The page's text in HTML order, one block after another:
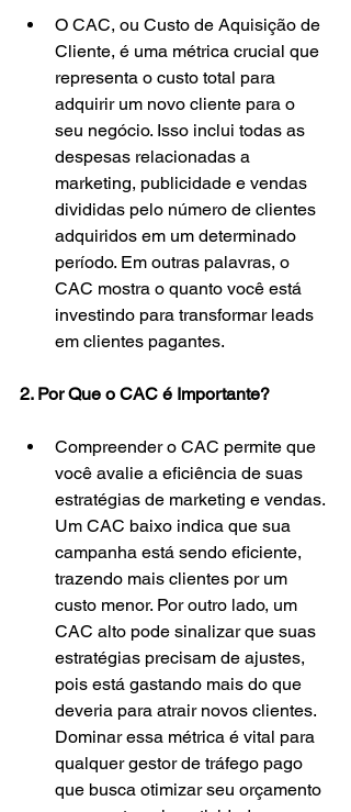
O CAC, ou Custo de Aquisição de
Cliente, é uma métrica crucial que
representa o custo total para
adquirir um novo cliente para o
seu negócio. Isso inclui todas as
despesas relacionadas a
marketing, publicidade e vendas
divididas pelo número de clientes
adquiridos em um determinado
período. Em outras palavras, o
CAC mostra o quanto você está
investindo para transformar leads
em clientes pagantes.
2. Por Que o CAC é Importante?
Compreender o CAC permite que
você avalie a eficiência de suas
estratégias de marketing e vendas.
Um CAC baixo indica que sua
campanha está sendo eficiente,
trazendo mais clientes por um
custo menor. Por outro lado, um
CAC alto pode sinalizar que suas
estratégias precisam de ajustes,
pois está gastando mais do que
deveria para atrair novos clientes.
Dominar essa métrica é vital para
qualquer gestor de tráfego pago
que busca otimizar seu orçamento